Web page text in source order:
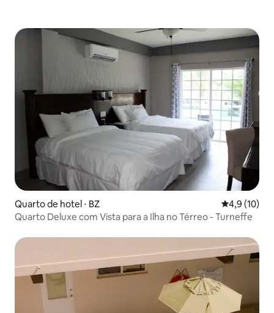
Quarto de hotel ⋅ BZ 4,9 de uma
4,9 (10)
Quarto Deluxe com Vista para a Ilha no Térreo - Turneffe